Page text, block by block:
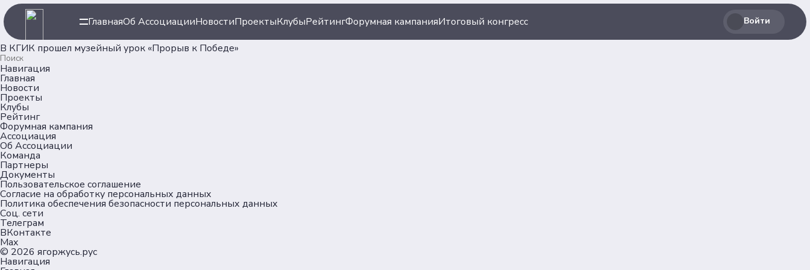
ГлавнаяОб АссоциацииНовостиПроектыКлубыРейтингФорумная кампанияИтоговый конгресс Войти
В КГИК прошел музейный урок «Прорыв к Победе»
Навигация
Главная
Новости
Проекты
Клубы
Рейтинг
Форумная кампания
Ассоциация
Об Ассоциации
Команда
Партнеры
Документы
Пользовательское соглашение
Согласие на обработку персональных данных
Политика обеспечения безопасности персональных данных
Соц. сети
Телеграм
ВКонтакте
Max
© 2026 ягоржусь.рус
Навигация